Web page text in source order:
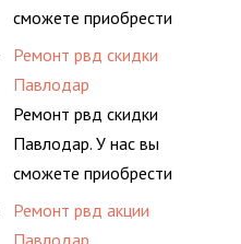
ными спецами, которые
помогут решить любую
сложную задачу.
шлангов высокого
шлангов производится
высококвалифицирован
ными спецами, которые
помогут решить любую
сложную задачу.
сможете приобрести
рукав с разными
фитингами и
комплектующими,
АДЫМ Инжиниринг
предлагает ремонт
давления. Ремонт
Ремонт рвд скидки
Павлодар
Ремонт рвд скидки
Павлодар. У нас вы
сможете приобрести
рукав с разными
фитингами и
Ремонт рвд акции
Павлодар